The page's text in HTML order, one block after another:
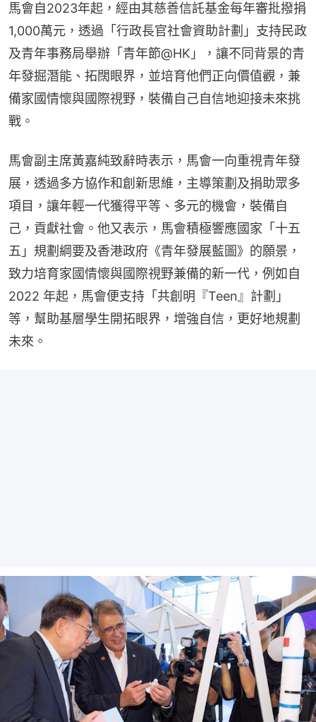
馬會自2023年起，經由其慈善信託基金每年審批撥捐
1,000萬元，透過「行政長官社會資助計劃」支持民政
及青年事務局舉辦「青年節@HK」，讓不同背景的青
年發掘潛能、拓闊眼界，並培育他們正向價值觀，兼
備家國情懷與國際視野，裝備自己自信地迎接未來挑
戰。
馬會副主席黃嘉純致辭時表示，馬會一向重視青年發
展，透過多方協作和創新思維，主導策劃及捐助眾多
項目，讓年輕一代獲得平等、多元的機會，裝備自
己，貢獻社會。他又表示，馬會積極響應國家「十五
五」規劃綱要及香港政府《青年發展藍圖》的願景，
致力培育家國情懷與國際視野兼備的新一代，例如自
2022 年起，馬會便支持「共創明『Teen』計劃」
等，幫助基層學生開拓眼界，增強自信，更好地規劃
未來。